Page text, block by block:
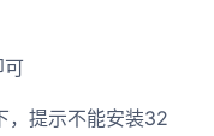
可
，提示不能安装32